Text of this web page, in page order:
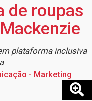
de roupas
plataforma inclusiva
- Marketing